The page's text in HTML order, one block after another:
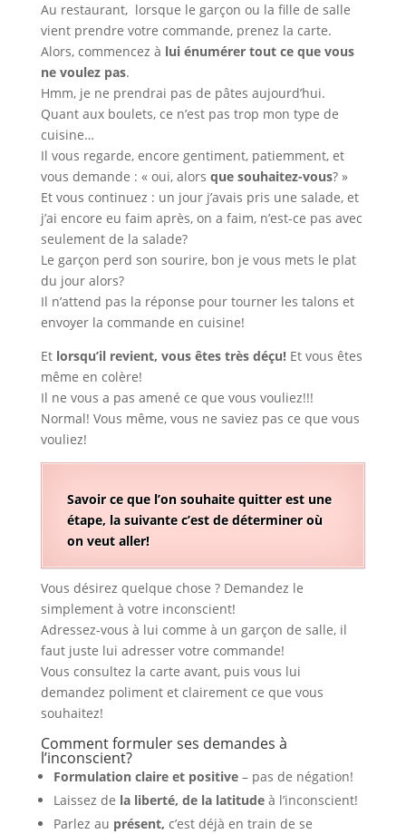
Au restaurant, lorsque le garçon ou la fille de salle
vient prendre votre commande, prenez la carte.
Alors, commencez à lui énumérer tout ce que vous
ne voulez pas.
Hmm, je ne prendrai pas de pâtes aujourd’hui.
Quant aux boulets, ce n’est pas trop mon type de
cuisine…
Il vous regarde, encore gentiment, patiemment, et
vous demande : « oui, alors que souhaitez-vous? »
Et vous continuez : un jour j’avais pris une salade, et
j’ai encore eu faim après, on a faim, n’est-ce pas avec
seulement de la salade?
Le garçon perd son sourire, bon je vous mets le plat
du jour alors?
Il n’attend pas la réponse pour tourner les talons et
envoyer la commande en cuisine!
Et lorsqu’il revient, vous êtes très déçu!Et vous êtes
même en colère!
Il ne vous a pas amené ce que vous vouliez!!!
Normal! Vous même, vous ne saviez pas ce que vous
vouliez!
Savoir ce que l’on souhaite quitter est une
étape, la suivante c’est de déterminer où
on veut aller!
Vous désirez quelque chose ? Demandez le
simplement à votre inconscient!
Adressez-vous à lui comme à un garçon de salle, il
faut juste lui adresser votre commande!
Vous consultez la carte avant, puis vous lui
demandez poliment et clairement ce que vous
souhaitez!
Comment formuler ses demandes à
l’inconscient?
Formulation claire et positive– pas de négation!
Laissez de la liberté, de la latitudeà l’inconscient!
Parlez au présent, c’est déjà en train de se